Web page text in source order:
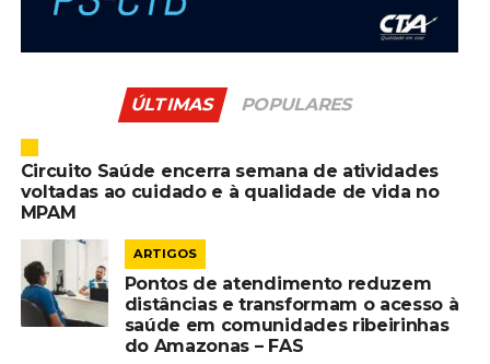
ÚLTIMAS POPULARES
Circuito Saúde encerra semana de atividades
voltadas ao cuidado e à qualidade de vida no
MPAM
ARTIGOS
Pontos de atendimento reduzem
distâncias e transformam o acesso à
saúde em comunidades ribeirinhas
do Amazonas – FAS